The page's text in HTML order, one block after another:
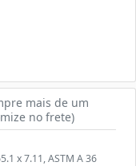
mais de um
no frete)
x 7.11, ASTM A 36